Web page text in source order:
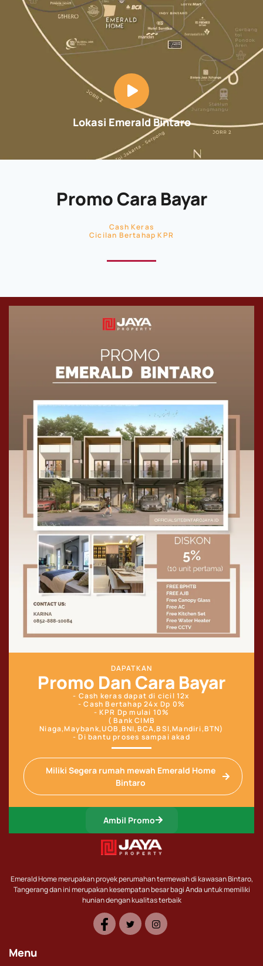
Lokasi Emerald Bintaro
Promo Cara Bayar
Cash Keras
Cicilan Bertahap KPR
DAPATKAN
Promo Dan Cara Bayar
- Cash keras dapat di cicil 12x
- Cash Bertahap 24x Dp 0%
- KPR Dp mulai 10%
( Bank CIMB
Niaga,Maybank,UOB,BNI,BCA,BSI,Mandiri,BTN)
- Di bantu proses sampai akad
Miliki Segera rumah mewah Emerald Home
Bintaro
Ambil Promo
Emerald Home merupakan proyek perumahan termewah di kawasan Bintaro,
Tangerang dan ini merupakan kesempatan besar bagi Anda untuk memiliki
hunian dengan kualitas terbaik
Menu